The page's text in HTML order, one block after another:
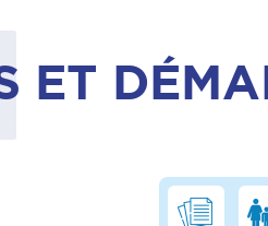
ET